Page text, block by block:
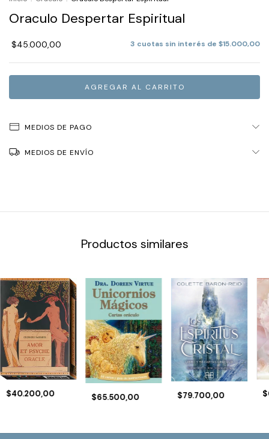
Oraculo Despertar Espiritual
$45.000,00 3 cuotas sin interés de $15.000,00
MEDIOS DE PAGO
MEDIOS DE ENVÍO
Productos similares
$40.200,00 $65.500,00 $79.700,00